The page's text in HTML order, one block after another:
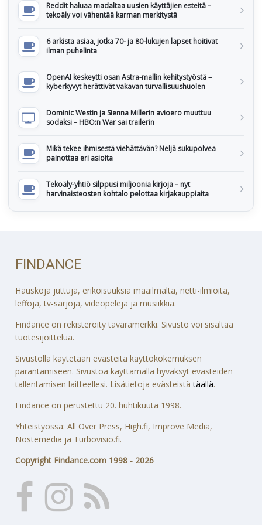
Reddit haluaa madaltaa uusien käyttäjien esteitä –
tekoäly voi vähentää karman merkitystä
6 arkista asiaa, jotka 70- ja 80-lukujen lapset hoitivat
ilman puhelinta
OpenAI keskeytti osan Astra-mallin kehitystyöstä –
kyberkyvyt herättivät vakavan turvallisuushuolen
Dominic Westin ja Sienna Millerin avioero muuttuu
sodaksi – HBO:n War sai trailerin
Mikä tekee ihmisestä viehättävän? Neljä sukupolvea
painottaa eri asioita
Tekoäly-yhtiö silppusi miljoonia kirjoja – nyt
harvinaisteosten kohtalo pelottaa kirjakauppiaita
FINDANCE
Hauskoja juttuja, erikoisuuksia maailmalta, netti-ilmiöitä,
leffoja, tv-sarjoja, videopelejä ja musiikkia.
Findance on rekisteröity tavaramerkki. Sivusto voi sisältää
tuotesijoittelua.
Sivustolla käytetään evästeitä käyttökokemuksen
parantamiseen. Sivustoa käyttämällä hyväksyt evästeiden
tallentamisen laitteellesi. Lisätietoja evästeistätäällä.
Findance on perustettu 20. huhtikuuta 1998.
Yhteistyössä: All Over Press, High.fi, Improve Media,
Nostemedia ja Turbovisio.fi.
Copyright Findance.com 1998 - 2026